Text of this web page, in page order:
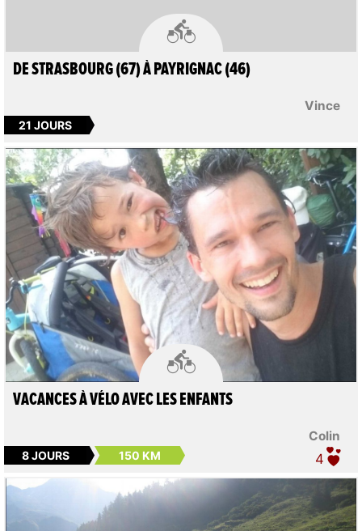

Vince
DE STRASBOURG (67) À PAYRIGNAC (46)
21 JOURS

Colin
VACANCES À VÉLO AVEC LES ENFANTS
8 JOURS 150 KM 4